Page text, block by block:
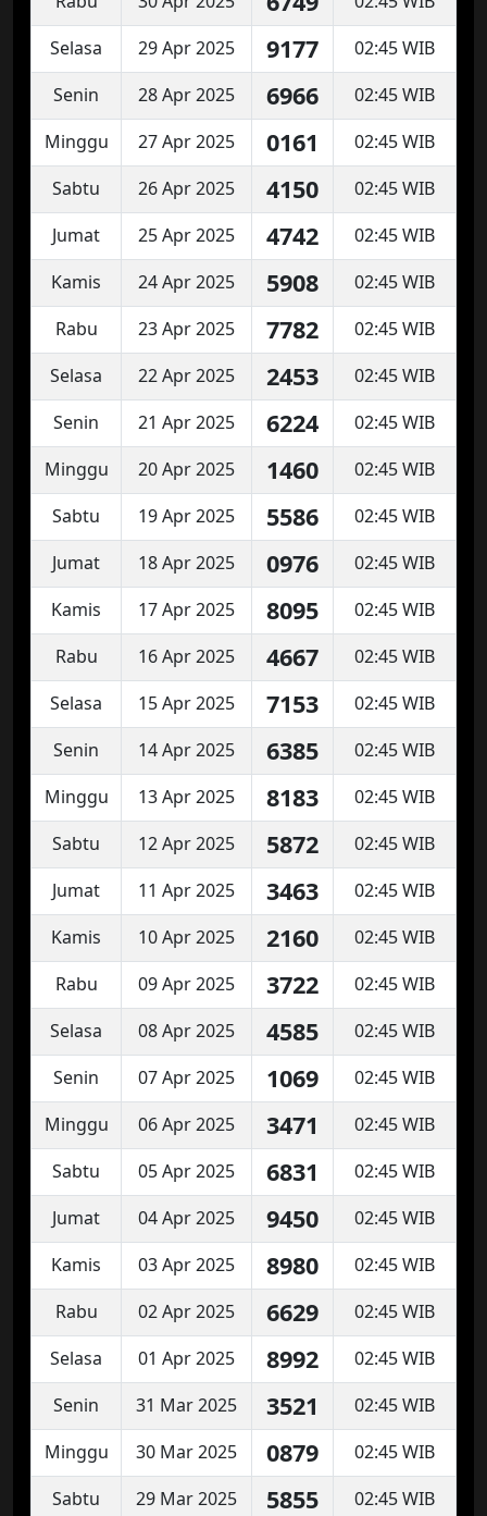
Selasa
29 Apr 2025 9177
02:45 WIB
Senin
28 Apr 2025 6966
02:45 WIB
Minggu
27 Apr 2025 0161
02:45 WIB
Sabtu
26 Apr 2025 4150
02:45 WIB
Jumat
25 Apr 2025 4742
02:45 WIB
Kamis
24 Apr 2025 5908
02:45 WIB
Rabu
23 Apr 2025 7782
02:45 WIB
Selasa
22 Apr 2025 2453
02:45 WIB
Senin
21 Apr 2025 6224
02:45 WIB
Minggu
20 Apr 2025 1460
02:45 WIB
Sabtu
19 Apr 2025 5586
02:45 WIB
Jumat
18 Apr 2025 0976
02:45 WIB
Kamis
17 Apr 2025 8095
02:45 WIB
Rabu
16 Apr 2025 4667
02:45 WIB
Selasa
15 Apr 2025 7153
02:45 WIB
Senin
14 Apr 2025 6385
02:45 WIB
Minggu
13 Apr 2025 8183
02:45 WIB
Sabtu
12 Apr 2025 5872
02:45 WIB
Jumat
11 Apr 2025 3463
02:45 WIB
Kamis
10 Apr 2025 2160
02:45 WIB
Rabu
09 Apr 2025 3722
02:45 WIB
Selasa
08 Apr 2025 4585
02:45 WIB
Senin
07 Apr 2025 1069
02:45 WIB
Minggu
06 Apr 2025 3471
02:45 WIB
Sabtu
05 Apr 2025 6831
02:45 WIB
Jumat
04 Apr 2025 9450
02:45 WIB
Kamis
03 Apr 2025 8980
02:45 WIB
Rabu
02 Apr 2025 6629
02:45 WIB
Selasa
01 Apr 2025 8992
02:45 WIB
Senin
31 Mar 2025 3521
02:45 WIB
Minggu
30 Mar 2025 0879
02:45 WIB
Sabtu
29 Mar 2025 5855
02:45 WIB